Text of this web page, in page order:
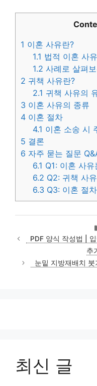
1 이혼 사유란?
1.1 법적 이혼 사유
1.2 사례로 살펴
2 귀책 사유란?
2.1 귀책 사유의
3 이혼 사유의 종류
4 이혼 절차
4.1 이혼 소송 시
5 결론
6 자주 묻는 질문
6.1 Q1: 이혼 사
6.2 Q2: 귀책 사
6.3 Q3: 이혼 절
PDF 양식 작성법 |
추
눈밑 지방재배치
최신 글